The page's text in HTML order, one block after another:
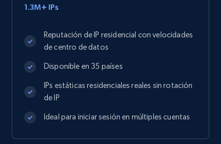
1.3M+ IPs
Reputación de IP residencial con velocidades
de centro de datos
Disponible en 35 países
IPs estáticas residenciales reales sin rotación
de IP
Ideal para iniciar sesión en múltiples cuentas